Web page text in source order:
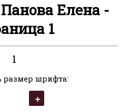
Елена -
1
1
размер шрифта: